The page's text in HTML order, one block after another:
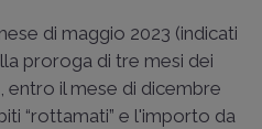
di maggio 2023 (indicati
proroga di tre mesi dei
entro il mese di dicembre
“rottamati” e l'importo da